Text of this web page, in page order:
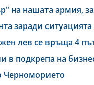
на нашата армия,
заради ситуацията
лев се връща 4
в подкрепа на
Черноморието